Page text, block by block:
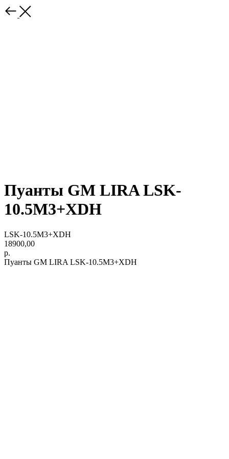
Пуанты GM LIRA LSK-
10.5M3+XDH
LSK-10.5M3+XDH
18900,00
р.
Пуанты GM LIRA LSK-10.5M3+XDH